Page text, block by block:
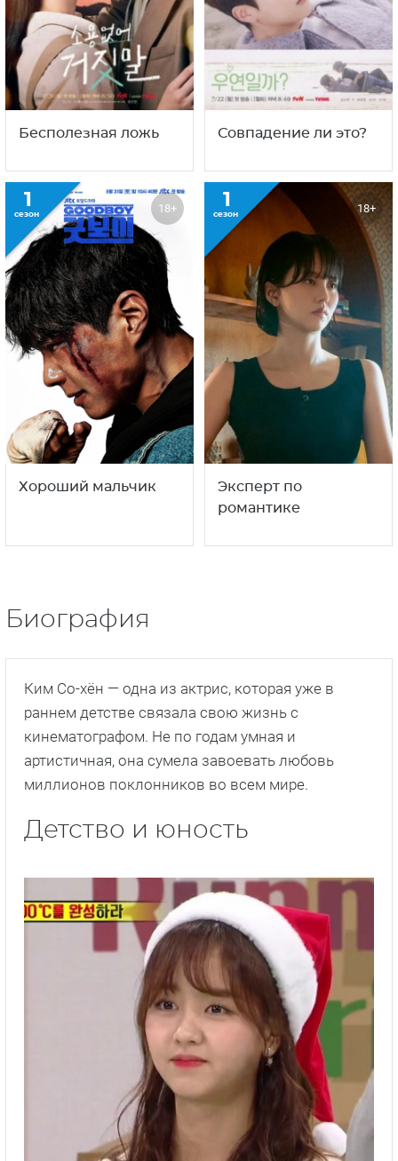
Бесполезная ложь Совпадение ли это?
1
сезон 18+
Хороший мальчик
1
сезон 18+
Эксперт по
романтике
Биография
Ким Со-хён — одна из актрис, которая уже в
раннем детстве связала свою жизнь с
кинематографом. Не по годам умная и
артистичная, она сумела завоевать любовь
миллионов поклонников во всем мире.
Детство и юность